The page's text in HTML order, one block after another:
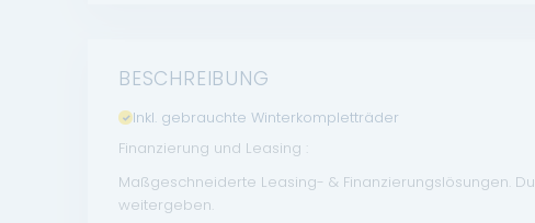
BESCHREIBUNG
Inkl. gebrauchte Winterkompletträder
Finanzierung und Leasing :
Maßgeschneiderte Leasing- & Finanzierungslösungen.
weitergeben.